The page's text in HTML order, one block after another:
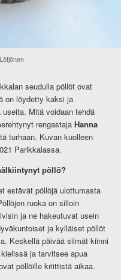
seudulla pöllöt ovat
on löydetty kaksi ja
Mitä voidaan tehdä
rengastaja Hanna
turhaan. Kuvan kuolleen
Parikkalassa.
pöllö?
estävät pöllöjä ulottumasta
ruoka on silloin
ja ne hakeutuvat usein
ja kylläiset pöllöt
Keskellä päivää silmät kiinni
ja tarvitsee apua
pöllöille kriittistä aikaa.